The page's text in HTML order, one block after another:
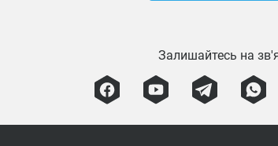
Залишайтесь на